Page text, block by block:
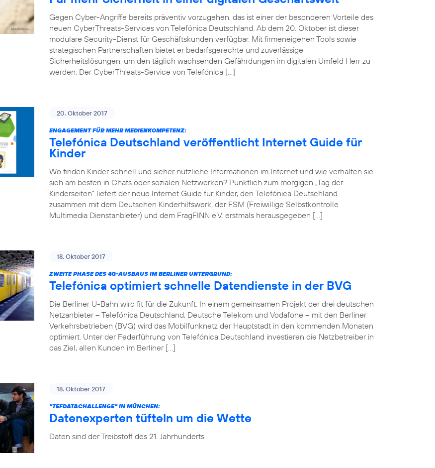
Gegen Cyber-Angriffe bereits präventiv vorzugehen, das ist einer der besonderen Vorteile des
neuen CyberThreats-Services von Telefónica Deutschland. Ab dem 20. Oktober ist dieser
modulare Security-Dienst für Geschäftskunden verfügbar. Mit firmeneigenen Tools sowie
strategischen Partnerschaften bietet er bedarfsgerechte und zuverlässige
Sicherheitslösungen, um den täglich wachsenden Gefährdungen im digitalen Umfeld Herr zu
werden. Der CyberThreats-Service von Telefónica […]
20. Oktober 2017
ENGAGEMENT FÜR MEHR MEDIENKOMPETENZ:
Telefónica Deutschland veröffentlicht Internet Guide für
Kinder
Wo finden Kinder schnell und sicher nützliche Informationen im Internet und wie verhalten sie
sich am besten in Chats oder sozialen Netzwerken? Pünktlich zum morgigen „Tag der
Kinderseiten“ liefert der neue Internet Guide für Kinder, den Telefónica Deutschland
zusammen mit dem Deutschen Kinderhilfswerk, der FSM (Freiwillige Selbstkontrolle
Multimedia Dienstanbieter) und dem FragFINN e.V. erstmals herausgegeben […]
18. Oktober 2017
ZWEITE PHASE DES 4G-AUSBAUS IM BERLINER UNTERGRUND:
Telefónica optimiert schnelle Datendienste in der BVG
Die Berliner U-Bahn wird fit für die Zukunft. In einem gemeinsamen Projekt der drei deutschen
Netzanbieter – Telefónica Deutschland, Deutsche Telekom und Vodafone – mit den Berliner
Verkehrsbetrieben (BVG) wird das Mobilfunknetz der Hauptstadt in den kommenden Monaten
optimiert. Unter der Federführung von Telefónica Deutschland investieren die Netzbetreiber in
das Ziel, allen Kunden im Berliner […]
18. Oktober 2017
"TEFDATACHALLENGE" IN MÜNCHEN:
Datenexperten tüfteln um die Wette
Daten sind der Treibstoff des 21. Jahrhunderts